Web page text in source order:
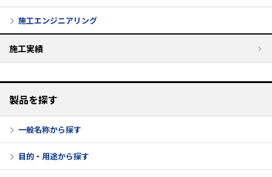
施工エンジニアリング
施工実績
製品を探す
一般名称から探す
目的・用途から探す